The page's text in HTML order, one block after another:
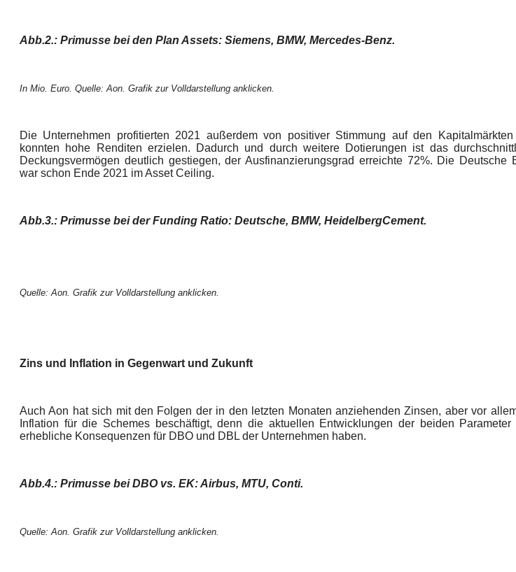
Abb.2.: Primusse bei den Plan Assets: Siemens, BMW, Mercedes-Benz.
In Mio. Euro. Quelle: Aon. Grafik zur Volldarstellung anklicken.
Die Unternehmen profitierten 2021 außerdem von positiver Stimmung auf den Kapitalmärkten
konnten hohe Renditen erzielen. Dadurch und durch weitere Dotierungen ist das
Deckungsvermögen deutlich gestiegen, der Ausfinanzierungsgrad erreichte 72%. Die Deutsche
war schon Ende 2021 im Asset Ceiling.
Abb.3.: Primusse bei der Funding Ratio: Deutsche, BMW, HeidelbergCement.
Quelle: Aon. Grafik zur Volldarstellung anklicken.
Zins und Inflation in Gegenwart und Zukunft
Auch Aon hat sich mit den Folgen der in den letzten Monaten anziehenden Zinsen, aber vor
Inflation für die Schemes beschäftigt, denn die aktuellen Entwicklungen der beiden Parameter
erhebliche Konsequenzen für DBO und DBL der Unternehmen haben.
Abb.4.: Primusse bei DBO vs. EK: Airbus, MTU, Conti.
Quelle: Aon. Grafik zur Volldarstellung anklicken.